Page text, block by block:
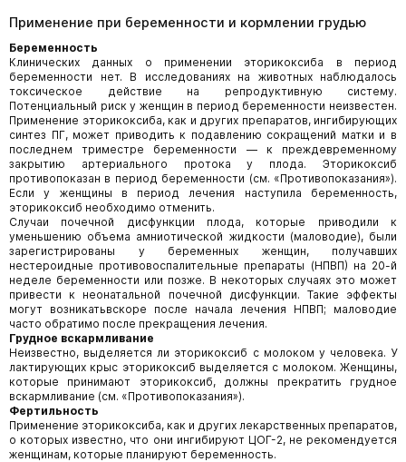
Применение при беременности и кормлении грудью
Беременность
Клинических данных о применении эторикоксиба в период
беременности нет. В исследованиях на животных наблюдалось
токсическое действие на репродуктивную систему.
Потенциальный риск у женщин в период беременности неизвестен.
Применение эторикоксиба, как и других препаратов, ингибирующих
синтез ПГ, может приводить к подавлению сокращений матки и в
последнем триместре беременности — к преждевременному
закрытию артериального протока у плода. Эторикоксиб
противопоказан в период беременности (см. «Противопоказания»).
Если у женщины в период лечения наступила беременность,
эторикоксиб необходимо отменить.
Случаи почечной дисфункции плода, которые приводили к
уменьшению объема амниотической жидкости (маловодие), были
зарегистрированы у беременных женщин, получавших
нестероидные противовоспалительные препараты (НПВП) на 20-й
неделе беременности или позже. В некоторых случаях это может
привести к неонатальной почечной дисфункции. Такие эффекты
могут возникатьвскоре после начала лечения НПВП; маловодие
часто обратимо после прекращения лечения.
Грудное вскармливание
Неизвестно, выделяется ли эторикоксиб с молоком у человека. У
лактирующих крыс эторикоксиб выделяется с молоком. Женщины,
которые принимают эторикоксиб, должны прекратить грудное
вскармливание (см. «Противопоказания»).
Фертильность
Применение эторикоксиба, как и других лекарственных препаратов,
о которых известно, что они ингибируют ЦОГ-2, не рекомендуется
женщинам, которые планируют беременность.